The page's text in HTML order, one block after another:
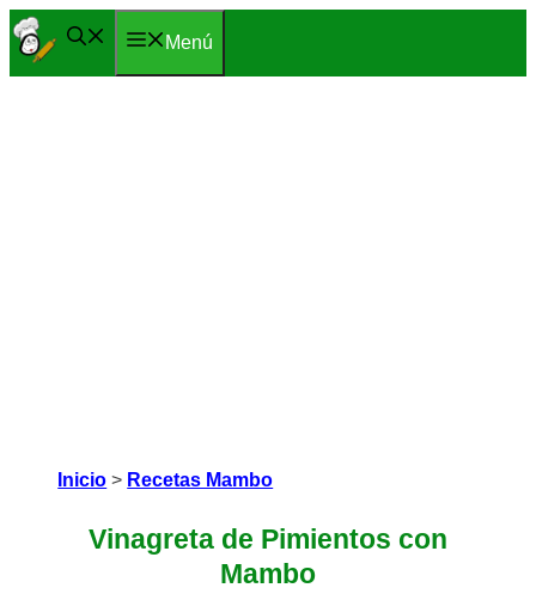
Saltar
al
Menú
Inicio > Recetas Mambo
Vinagreta de Pimientos con
Mambo